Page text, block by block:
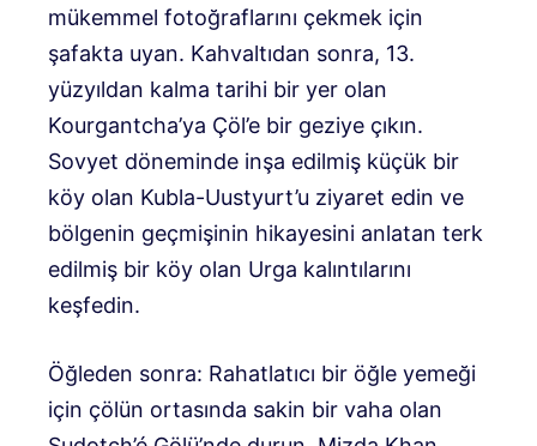
mükemmel fotoğraflarını çekmek için
şafakta uyan. Kahvaltıdan sonra, 13.
yüzyıldan kalma tarihi bir yer olan
Kourgantcha’ya Çöl’e bir geziye çıkın.
Sovyet döneminde inşa edilmiş küçük bir
köy olan Kubla-Uustyurt’u ziyaret edin ve
bölgenin geçmişinin hikayesini anlatan terk
edilmiş bir köy olan Urga kalıntılarını
keşfedin.
Öğleden sonra: Rahatlatıcı bir öğle yemeği
için çölün ortasında sakin bir vaha olan